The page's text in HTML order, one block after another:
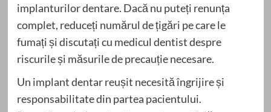
implanturilor dentare. Dacă nu puteți renunța
complet, reduceți numărul de țigări pe care le
fumați și discutați cu medicul dentist despre
riscurile și măsurile de precauție necesare.
Un implant dentar reușit necesită îngrijire și
responsabilitate din partea pacientului.